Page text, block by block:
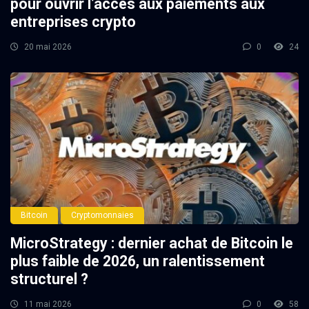
pour ouvrir l’accès aux paiements aux
entreprises crypto
20 mai 2026 0 24
Bitcoin Cryptomonnaies
MicroStrategy : dernier achat de Bitcoin le
plus faible de 2026, un ralentissement
structurel ?
11 mai 2026 0 58